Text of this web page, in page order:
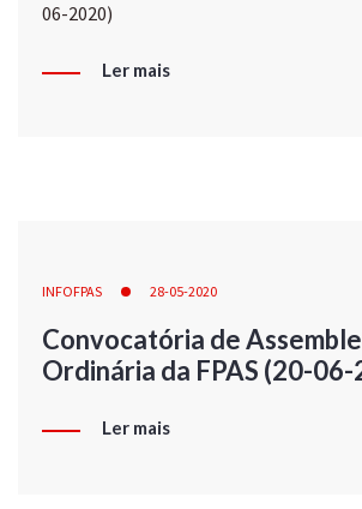
06-2020)
Ler mais
INFOFPAS 28-05-2020
Convocatória de
Ordinária da FPAS (20-
Ler mais